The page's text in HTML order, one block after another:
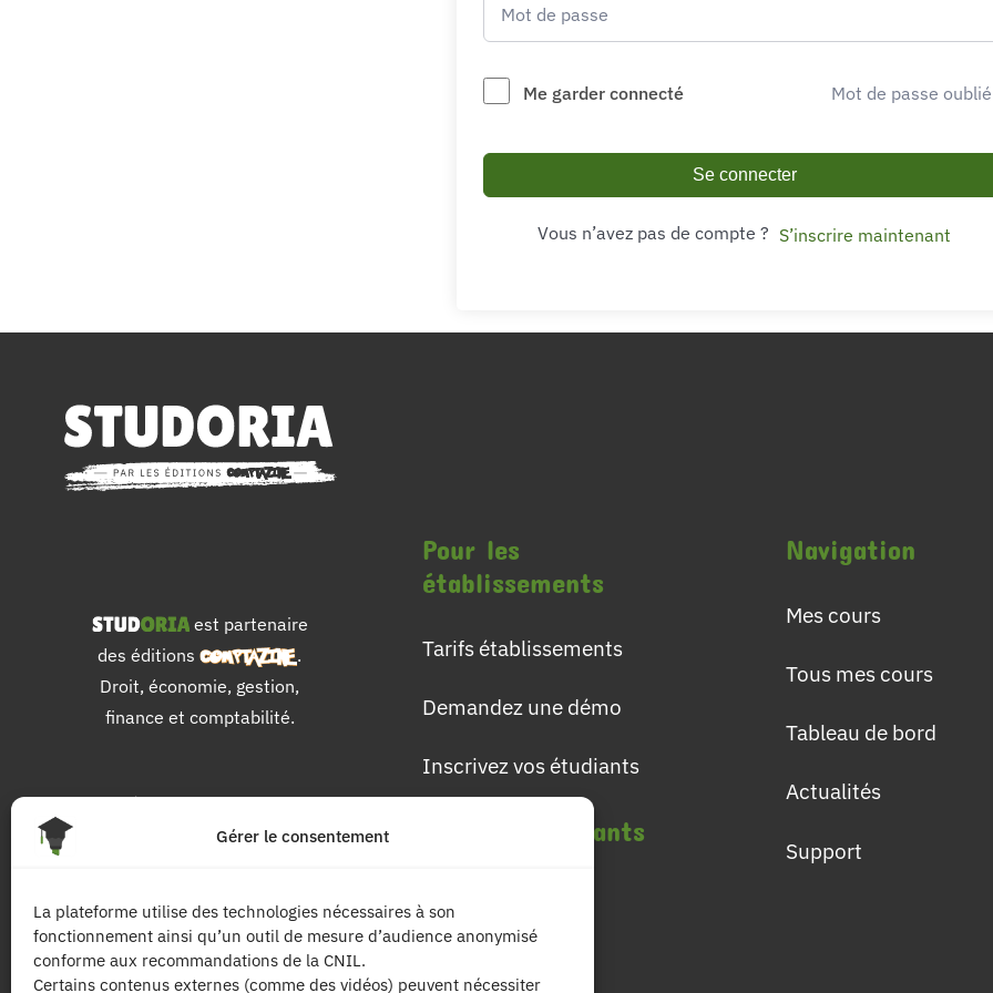
Gérer le consentement
La plateforme utilise des technologies nécessaires à son
fonctionnement ainsi qu’un outil de mesure d’audience anonymisé
conforme aux recommandations de la CNIL.
Certains contenus externes (comme des vidéos) peuvent nécessiter
Me garder connecté Mot de passe
Se connecter
Vous n’avez pas de compte ? S’inscrire maintenant
est partenaire
des éditions
.
Droit, économie, gestion,
finance et comptabilité.
Pour les
établissements
Tarifs établissements
Demandez une démo
Inscrivez vos étudiants
Pour les étudiants
Navigation
Mes cours
Tous mes cours
Tableau de bord
Actualités
Support